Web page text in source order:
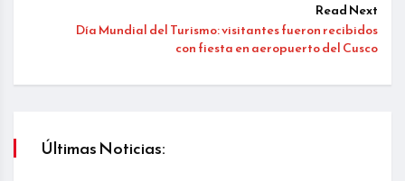
Read Next
Día Mundial del Turismo: visitantes fueron recibidos
con fiesta en aeropuerto del Cusco
Últimas Noticias: